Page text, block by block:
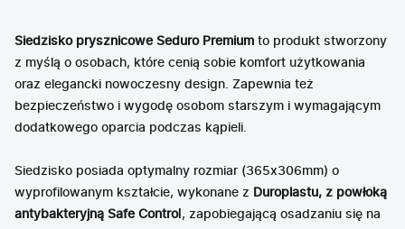
Siedzisko prysznicowe Seduro Premium to produkt stworzony
z myślą o osobach, które cenią sobie komfort użytkowania
oraz elegancki nowoczesny design. Zapewnia też
bezpieczeństwo i wygodę osobom starszym i wymagającym
dodatkowego oparcia podczas kąpieli.
Siedzisko posiada optymalny rozmiar (365x306mm) o
wyprofilowanym kształcie, wykonane z Duroplastu, z powłoką
antybakteryjną Safe Control , zapobiegającą osadzaniu się na